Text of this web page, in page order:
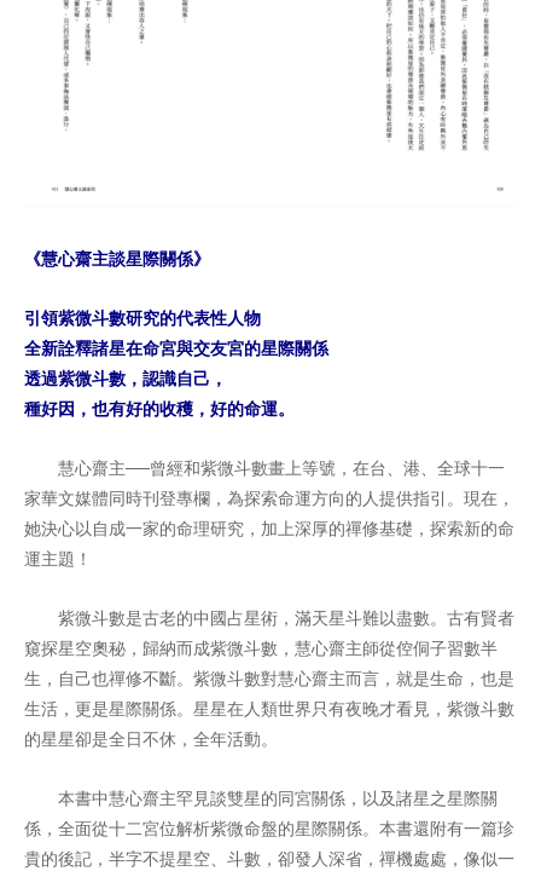
《慧心齋主談星際關係》
引領紫微斗數研究的代表性人物
全新詮釋諸星在命宮與交友宮的星際關係
透過紫微斗數，認識自己，
種好因，也有好的收穫，好的命運。
慧心齋主──曾經和紫微斗數畫上等號，在台、港、全球十一
家華文媒體同時刊登專欄，為探索命運方向的人提供指引。現在，
她決心以自成一家的命理研究，加上深厚的禪修基礎，探索新的命
運主題！
紫微斗數是古老的中國占星術，滿天星斗難以盡數。古有賢者
窺探星空奧秘，歸納而成紫微斗數，慧心齋主師從倥侗子習數半
生，自己也禪修不斷。紫微斗數對慧心齋主而言，就是生命，也是
生活，更是星際關係。星星在人類世界只有夜晚才看見，紫微斗數
的星星卻是全日不休，全年活動。
本書中慧心齋主罕見談雙星的同宮關係，以及諸星之星際關
係，全面從十二宮位解析紫微命盤的星際關係。本書還附有一篇珍
貴的後記，半字不提星空、斗數，卻發人深省，禪機處處，像似一